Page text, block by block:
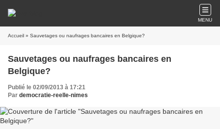
MENU
Accueil » Sauvetages ou naufrages bancaires en Belgique?
Sauvetages ou naufrages bancaires en
Belgique?
Publié le 02/09/2013 à 17:21
Par democratie-reelle-nimes